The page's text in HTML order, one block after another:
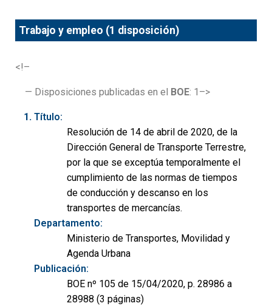
Trabajo y empleo (1 disposición)
<!–
— Disposiciones publicadas en el BOE: 1–>
Título:
Resolución de 14 de abril de 2020, de la
Dirección General de Transporte Terrestre,
por la que se exceptúa temporalmente el
cumplimiento de las normas de tiempos
de conducción y descanso en los
transportes de mercancías.
Departamento:
Ministerio de Transportes, Movilidad y
Agenda Urbana
Publicación:
BOE nº 105 de 15/04/2020, p. 28986 a
28988 (3 páginas)